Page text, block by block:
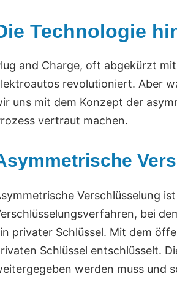
Technologie
and Charge, oft abgekürzt
revolutioniert. Aber
uns mit dem Konzept der
vertraut machen.
Verschlüsselung
bei
privater Schlüssel. Mit dem
Schlüssel entschlüsselt.
werden muss und